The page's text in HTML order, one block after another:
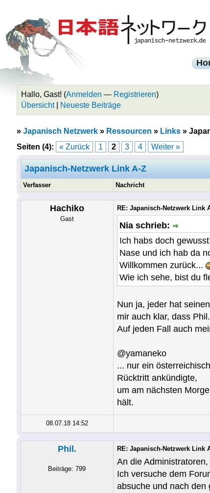
Hallo, Gast! (Anmelden — Registrieren)
Übersicht| Neueste Beiträge
» Japanisch Netzwerk» Ressourcen » Links»
Seiten (4):
« Zurück 1 2 3 4 Weiter »
Japanisch-Netzwerk Link A-Z
Verfasser Nachricht
Hachiko
Gast
RE: Japanisch-Netzwerk Link
Nia schrieb:
Ich habs doch
Nase und ich hab da
Willkommen zurück...
Wie ich sehe, bist du
Nun ja, jeder hat
mir auch klar, dass
Auf jeden Fall auch
@yamaneko
... nur ein
Rücktritt ankündigte,
um am nächsten
hält.
08.07.18 14:52
Phil.
Beiträge: 799
RE: Japanisch-Netzwerk Link
An die Administratoren,
Ich versuche dem
absuche und nach den